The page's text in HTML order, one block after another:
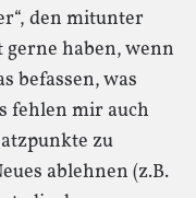
den mitunter
haben, wenn
befassen, was
fehlen mir auch
zu
ablehnen (z.B.